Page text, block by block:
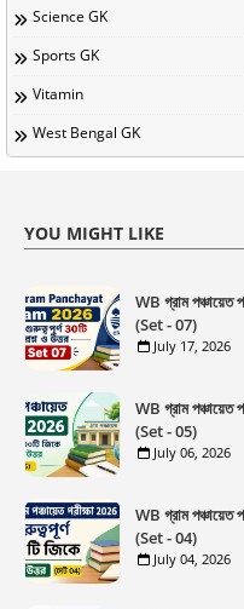
Science GK
Sports GK
Vitamin
West Bengal GK
YOU MIGHT LIKE
WB গ্রাম পঞ্চায়েত
(Set - 07)
July 17, 2026
WB গ্রাম পঞ্চায়েত
(Set - 05)
July 06, 2026
WB গ্রাম পঞ্চায়েত
(Set - 04)
July 04, 2026